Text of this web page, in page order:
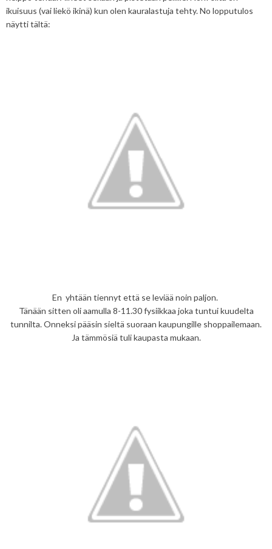
ikuisuus (vai liekö ikinä) kun olen kauralastuja tehty. No lopputulos
näytti tältä:
En yhtään tiennyt että se leviää noin paljon.
Tänään sitten oli aamulla 8-11.30 fysiikkaa joka tuntui kuudelta
tunnilta. Onneksi pääsin sieltä suoraan kaupungille shoppailemaan.
Ja tämmösiä tuli kaupasta mukaan.